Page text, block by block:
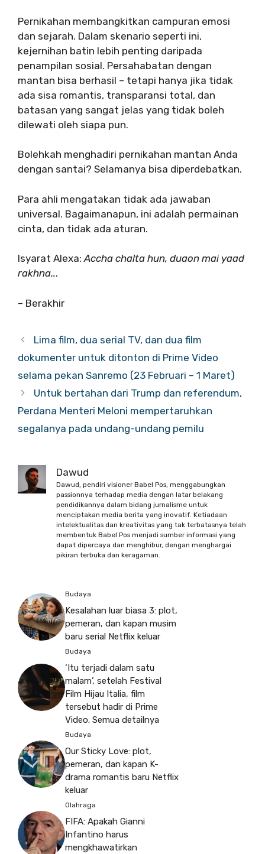
Pernikahan membangkitkan campuran emosi
dan sejarah. Dalam skenario seperti ini,
kejernihan batin lebih penting daripada
penampilan sosial. Persahabatan dengan
mantan bisa berhasil – tetapi hanya jika tidak
ada sisa romantis, transparansi total, dan
batasan yang sangat jelas yang tidak boleh
dilewati oleh siapa pun.
Bolehkah menghadiri pernikahan mantan Anda
dengan santai? Selamanya bisa diperdebatkan.
Para ahli mengatakan tidak ada jawaban
universal. Bagaimanapun, ini adalah permainan
cinta, dan tidak ada aturan.
Isyarat Alexa: Accha chalta hun, duaon mai yaad
rakhna...
– Berakhir
Lima film, dua serial TV, dan dua film
dokumenter untuk ditonton di Prime Video
selama pekan Sanremo (23 Februari – 1 Maret)
Untuk bertahan dari Trump dan referendum,
Perdana Menteri Meloni mempertaruhkan
segalanya pada undang-undang pemilu
Dawud
Dawud, pendiri visioner Babel Pos, menggabungkan
passionnya terhadap media dengan latar belakang
pendidikannya dalam bidang jurnalisme untuk
menciptakan media berita yang inovatif. Ketiadaan
intelektualitas dan kreativitas yang tak terbatasnya telah
membentuk Babel Pos menjadi sumber informasi yang
dapat dipercaya dan menghibur, dengan menghargai
pikiran terbuka dan keragaman.
Budaya
Kesalahan luar biasa 3: plot,
pemeran, dan kapan musim
baru serial Netflix keluar
Budaya
‘Itu terjadi dalam satu
malam’, setelah Festival
Film Hijau Italia, film
tersebut hadir di Prime
Video. Semua detailnya
Budaya
Our Sticky Love: plot,
pemeran, dan kapan K-
drama romantis baru Netflix
keluar
Olahraga
FIFA: Apakah Gianni
Infantino harus
mengkhawatirkan